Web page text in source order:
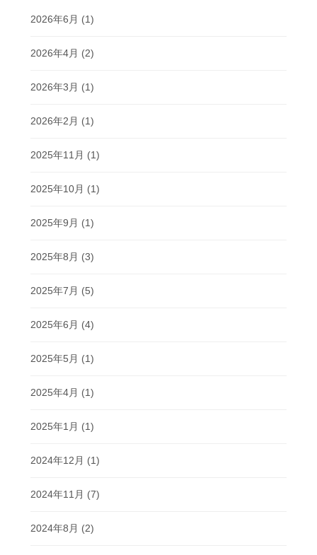
2026年6月 (1)
2026年4月 (2)
2026年3月 (1)
2026年2月 (1)
2025年11月 (1)
2025年10月 (1)
2025年9月 (1)
2025年8月 (3)
2025年7月 (5)
2025年6月 (4)
2025年5月 (1)
2025年4月 (1)
2025年1月 (1)
2024年12月 (1)
2024年11月 (7)
2024年8月 (2)